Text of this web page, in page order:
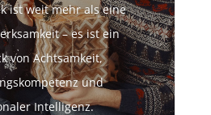
ist weit mehr als eine
– es ist ein
von Achtsamkeit,
und
Intelligenz.